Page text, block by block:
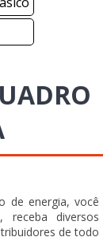
de energia, você
receba diversos
de todo